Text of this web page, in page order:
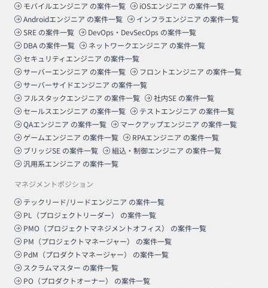
モバイルエンジニア の案件一覧 iOSエンジニア の案件一覧
Androidエンジニア の案件一覧 インフラエンジニア の案件一覧
SRE の案件一覧 DevOps・DevSecOps の案件一覧
DBA の案件一覧 ネットワークエンジニア の案件一覧
セキュリティエンジニア の案件一覧
サーバーエンジニア の案件一覧 フロントエンジニア の案件一覧
サーバーサイドエンジニア の案件一覧
フルスタックエンジニア の案件一覧 社内SE の案件一覧
セールスエンジニア の案件一覧 テストエンジニア の案件一覧
QAエンジニア の案件一覧 マークアップエンジニア の案件一覧
ゲームエンジニア の案件一覧 RPAエンジニア の案件一覧
ブリッジSE の案件一覧 組込・制御エンジニア の案件一覧
汎用系エンジニア の案件一覧
マネジメントポジション
テックリード/リードエンジニア の案件一覧
PL（プロジェクトリーダー）
の案件一覧
PMO（プロジェクトマネジメントオフィス）
の案件一覧
PM（プロジェクトマネージャー）
の案件一覧
PdM（プロダクトマネージャー）
の案件一覧
スクラムマスター の案件一覧
PO（プロダクトオーナー）
の案件一覧